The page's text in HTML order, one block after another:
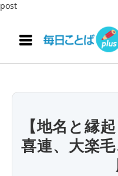
post
【地名と縁
喜連、大楽